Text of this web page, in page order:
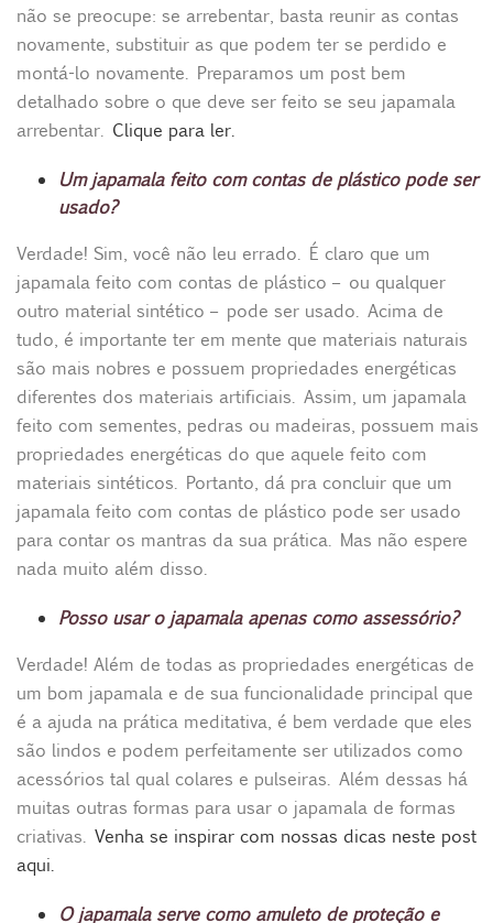
não se preocupe: se arrebentar, basta reunir as contas
novamente, substituir as que podem ter se perdido e
montá-lo novamente. Preparamos um post bem
detalhado sobre o que deve ser feito se seu japamala
arrebentar. Clique para ler.
Um japamala feito com contas de plástico pode ser
usado?
Verdade! Sim, você não leu errado. É claro que um
japamala feito com contas de plástico – ou qualquer
outro material sintético – pode ser usado. Acima de
tudo, é importante ter em mente que materiais naturais
são mais nobres e possuem propriedades energéticas
diferentes dos materiais artificiais. Assim, um japamala
feito com sementes, pedras ou madeiras, possuem mais
propriedades energéticas do que aquele feito com
materiais sintéticos. Portanto, dá pra concluir que um
japamala feito com contas de plástico pode ser usado
para contar os mantras da sua prática. Mas não espere
nada muito além disso.
Posso usar o japamala apenas como assessório?
Verdade! Além de todas as propriedades energéticas de
um bom japamala e de sua funcionalidade principal que
é a ajuda na prática meditativa, é bem verdade que eles
são lindos e podem perfeitamente ser utilizados como
acessórios tal qual colares e pulseiras. Além dessas há
muitas outras formas para usar o japamala de formas
criativas. Venha se inspirar com nossas dicas neste post
aqui.
O japamala serve como amuleto de proteção e